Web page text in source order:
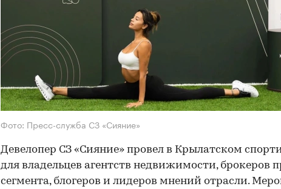
Фото: Пресс-служба СЗ «Сияние»
Девелопер СЗ «Сияние» провел в Крылатском
для владельцев агентств недвижимости, брокеров
сегмента, блогеров и лидеров мнений отрасли.